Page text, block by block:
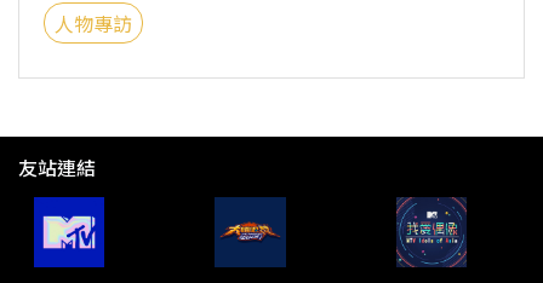
人物專訪
友站連結